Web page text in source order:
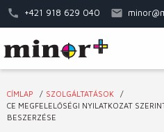
tartalomra
+421 918 629 040
Fő
navigáció
Jelenlegi
hely
CÍMLAP
SZOLGÁLTATÁSOK
CE MEGFELELŐSÉGI NYILATKOZAT
BESZERZÉSE